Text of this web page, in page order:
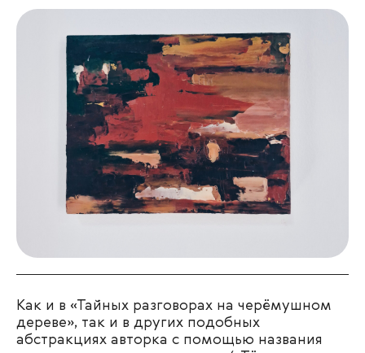
Как и в «Тайных разговорах на черёмушном
дереве», так и в других подобных
абстракциях авторка с помощью названия